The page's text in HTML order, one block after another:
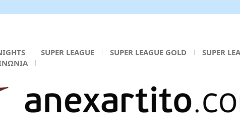
SUPER LEAGUE SUPER LEAGUE GOLD SUPER